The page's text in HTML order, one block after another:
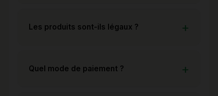
Les produits sont-ils légaux ?
Quel mode de paiement ?